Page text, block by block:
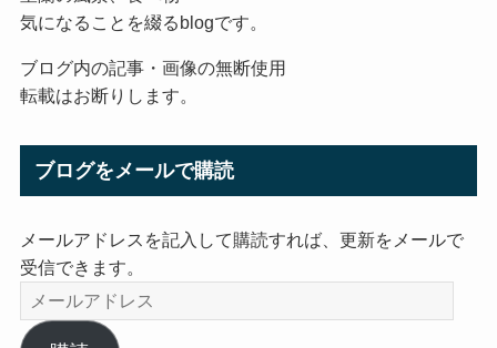
気になることを綴るblogです。
ブログ内の記事・画像の無断使用
転載はお断りします。
ブログをメールで購読
メールアドレスを記入して購読すれば、更新をメールで
受信できます。
メ
ー